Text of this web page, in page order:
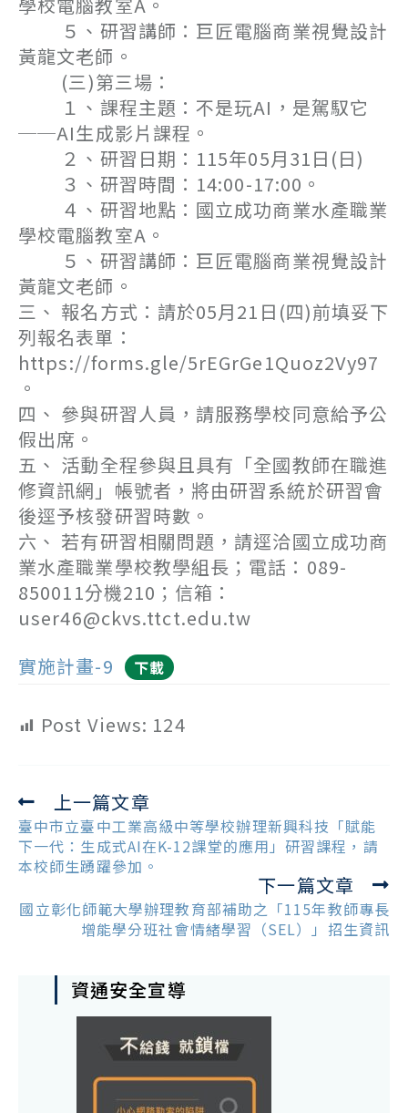
５、研習講師：巨匠電腦商業視覺設計
黃龍文老師。
(三)第三場：
１、課程主題：不是玩AI，是駕馭它
──AI生成影片課程。
２、研習日期：115年05月31日(日)
３、研習時間：14:00-17:00。
４、研習地點：國立成功商業水產職業
學校電腦教室A。
５、研習講師：巨匠電腦商業視覺設計
黃龍文老師。
三、 報名方式：請於05月21日(四)前填妥下
列報名表單：
https://forms.gle/5rEGrGe1Quoz2Vy97
。
四、 參與研習人員，請服務學校同意給予公
假出席。
五、 活動全程參與且具有「全國教師在職進
修資訊網」帳號者，將由研習系統於研習會
後逕予核發研習時數。
六、 若有研習相關問題，請逕洽國立成功商
業水產職業學校教學組長；電話：089-
850011分機210；信箱：
user46@ckvs.ttct.edu.tw
實施計畫-9
下載
Post Views: 124
Read
more
articles
上一篇文章
臺中市立臺中工業高級中等學校辦理新興科技「賦能
下一代：生成式AI在K-12課堂的應用」研習課程，請
本校師生踴躍參加。
下一篇文章
國立彰化師範大學辦理教育部補助之「115年教師專長
增能學分班社會情緒學習（SEL）」招生資訊
資通安全宣導